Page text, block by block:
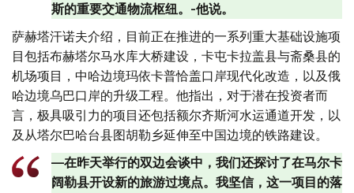
斯的重要交通物流枢纽。-他说。
萨赫塔汗诺夫介绍，目前正在推进的一系列重大基础设施项
目包括布赫塔尔马水库大桥建设，卡屯卡拉盖县与斋桑县的
机场项目，中哈边境玛依卡普恰盖口岸现代化改造，以及俄
哈边境乌巴口岸的升级工程。他指出，对于潜在投资者而
言，极具吸引力的项目还包括额尔齐斯河水运通道开发，以
及从塔尔巴哈台县图胡勒乡延伸至中国边境的铁路建设。
—在昨天举行的双边会谈中，我们还探讨了在马尔卡
阔勒县开设新的旅游过境点。我坚信，这一项目的落